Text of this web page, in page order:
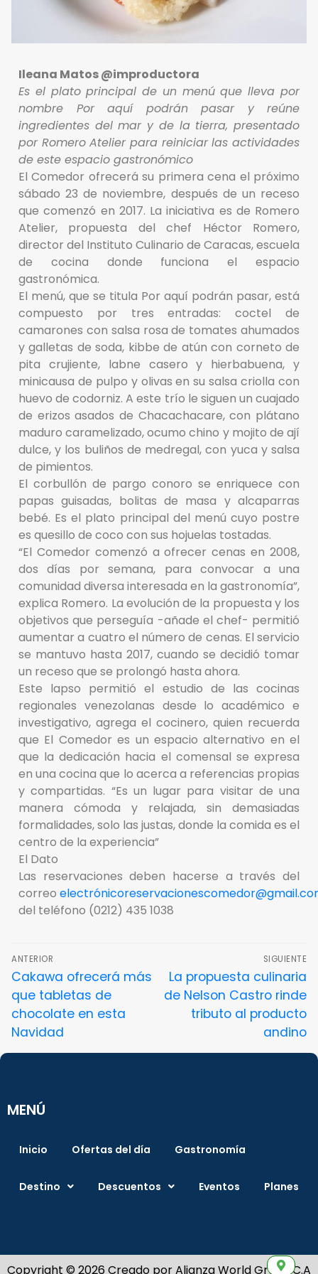
Ileana Matos @improductora
Es el plato principal de un menú que lleva por
nombre Por aquí podrán pasar y reúne
ingredientes del mar y de la tierra, presentado
por Romero Atelier para reiniciar las actividades
de este espacio gastronómico
El Comedor ofrecerá su primera cena el próximo
sábado 23 de noviembre, después de un receso
que comenzó en 2017. La iniciativa es de Romero
Atelier, propuesta del chef Héctor Romero,
director del Instituto Culinario de Caracas, escuela
de cocina donde funciona el espacio
gastronómica.
El menú, que se titula Por aquí podrán pasar, está
compuesto por tres entradas: coctel de
camarones con salsa rosa de tomates ahumados
y galletas de soda, kibbe de atún con corneto de
pita crujiente, labne casero y hierbabuena, y
minicausa de pulpo y olivas en su salsa criolla con
huevo de codorniz. A este trío le siguen un cuajado
de erizos asados de Chacachacare, con plátano
maduro caramelizado, ocumo chino y mojito de ají
dulce, y los buliños de medregal, con yuca y salsa
de pimientos.
El corbullón de pargo conoro se enriquece con
papas guisadas, bolitas de masa y alcaparras
bebé. Es el plato principal del menú cuyo postre
es quesillo de coco con sus hojuelas tostadas.
“El Comedor comenzó a ofrecer cenas en 2008,
dos días por semana, para convocar a una
comunidad diversa interesada en la gastronomía”,
explica Romero. La evolución de la propuesta y los
objetivos que perseguía -añade el chef- permitió
aumentar a cuatro el número de cenas. El servicio
se mantuvo hasta 2017, cuando se decidió tomar
un receso que se prolongó hasta ahora.
Este lapso permitió el estudio de las cocinas
regionales venezolanas desde lo académico e
investigativo, agrega el cocinero, quien recuerda
que El Comedor es un espacio alternativo en el
que la dedicación hacia el comensal se expresa
en una cocina que lo acerca a referencias propias
y compartidas. “Es un lugar para visitar de una
manera cómoda y relajada, sin demasiadas
formalidades, solo las justas, donde la comida es el
centro de la experiencia”
El Dato
Las reservaciones deben hacerse a través del
correo
del teléfono (0212) 435 1038
ANTERIOR
Cakawa ofrecerá más
que tabletas de
chocolate en esta
Navidad
SIGUIENTE
La propuesta culinaria
de Nelson Castro rinde
tributo al producto
andino
MENÚ
Inicio Ofertas del día Gastronomía
Destino Descuentos Eventos Planes
Copyright © 2026 Creado por Alianza World Group C.A